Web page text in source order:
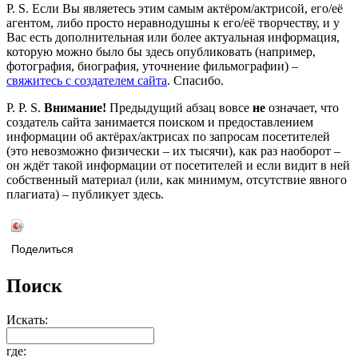
P. S. Если Вы являетесь этим самым актёром/актрисой, его/её
агентом, либо просто неравнодушны к его/её творчеству, и у
Вас есть дополнительная или более актуальная информация,
которую можно было бы здесь опубликовать (например,
фотография, биография, уточнение фильмографии) –
свяжитесь с создателем сайта. Спасибо.
P. P. S. Внимание! Предыдущий абзац вовсе не означает, что
создатель сайта занимается поиском и предоставлением
информации об актёрах/актрисах по запросам посетителей
(это невозможно физически – их тысячи), как раз наоборот –
он ждёт такой информации от посетителей и если видит в ней
собственный материал (или, как минимум, отсутствие явного
плагиата) – публикует здесь.
Поделиться
Поиск
Искать:
где: